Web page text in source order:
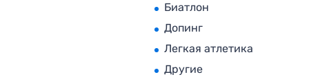
Биатлон
Допинг
Легкая атлетика
Другие